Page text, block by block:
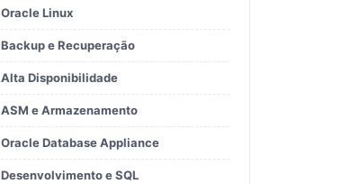
Oracle Linux
Backup e Recuperação
Alta Disponibilidade
ASM e Armazenamento
Oracle Database Appliance
Desenvolvimento e SQL